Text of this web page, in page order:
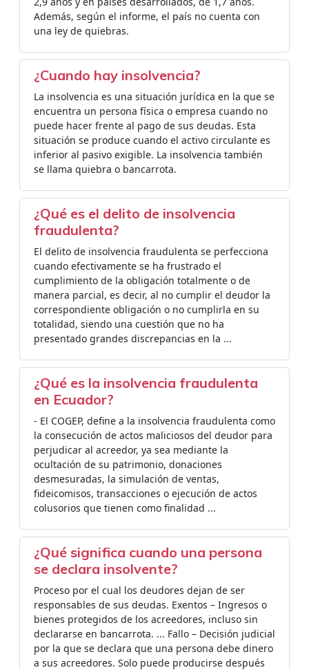
Además, según el informe, el país no cuenta con
una ley de quiebras.
¿Cuando hay insolvencia?
La insolvencia es una situación jurídica en la que se
encuentra un persona física o empresa cuando no
puede hacer frente al pago de sus deudas. Esta
situación se produce cuando el activo circulante es
inferior al pasivo exigible. La insolvencia también
se llama quiebra o bancarrota.
¿Qué es el delito de insolvencia
fraudulenta?
El delito de insolvencia fraudulenta se perfecciona
cuando efectivamente se ha frustrado el
cumplimiento de la obligación totalmente o de
manera parcial, es decir, al no cumplir el deudor la
correspondiente obligación o no cumplirla en su
totalidad, siendo una cuestión que no ha
presentado grandes discrepancias en la ...
¿Qué es la insolvencia fraudulenta
en Ecuador?
- El COGEP, define a la insolvencia fraudulenta como
la consecución de actos maliciosos del deudor para
perjudicar al acreedor, ya sea mediante la
ocultación de su patrimonio, donaciones
desmesuradas, la simulación de ventas,
fideicomisos, transacciones o ejecución de actos
colusorios que tienen como finalidad ...
¿Qué significa cuando una persona
se declara insolvente?
Proceso por el cual los deudores dejan de ser
responsables de sus deudas. Exentos – Ingresos o
bienes protegidos de los acreedores, incluso sin
declararse en bancarrota. ... Fallo – Decisión judicial
por la que se declara que una persona debe dinero
a sus acreedores. Solo puede producirse después